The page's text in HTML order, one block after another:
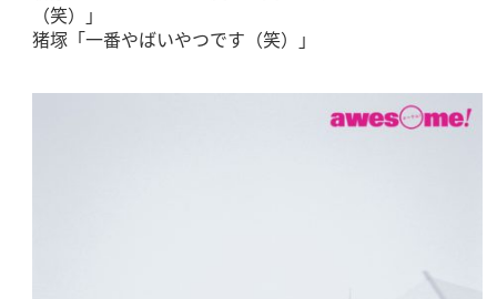
（笑）」
猪塚「一番やばいやつです（笑）」